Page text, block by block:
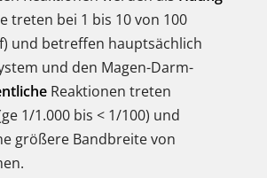
treten bei 1 bis 10 von 100
und betreffen hauptsächlich
und den Magen-Darm-
Reaktionen treten
1/1.000 bis < 1/100) und
größere Bandbreite von